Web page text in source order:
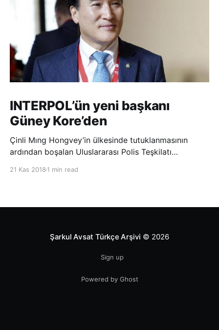
INTERPOL’ün yeni başkanı
Güney Kore’den
Çinli Mıng Hongvey’in ülkesinde tutuklanmasının
ardından boşalan Uluslararası Polis Teşkilatı
21 Kas 2018 1 min read
Şarkul Avsat Türkçe Arşivi © 2026
Sign up
Powered by Ghost